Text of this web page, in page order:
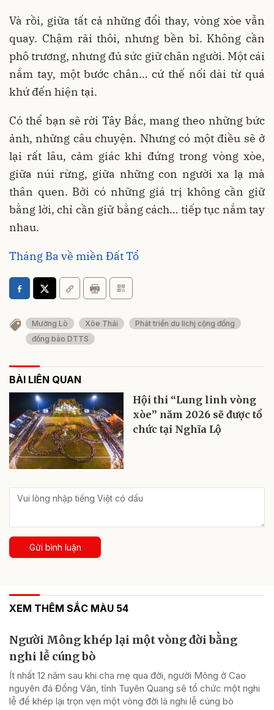
Và rồi, giữa tất cả những đổi thay, vòng xòe vẫn
quay. Chậm rãi thôi, nhưng bền bỉ. Không cần
phô trương, nhưng đủ sức giữ chân người. Một cái
nắm tay, một bước chân… cứ thế nối dài từ quá
khứ đến hiện tại.
Có thể bạn sẽ rời Tây Bắc, mang theo những bức
ảnh, những câu chuyện. Nhưng có một điều sẽ ở
lại rất lâu, cảm giác khi đứng trong vòng xòe,
giữa núi rừng, giữa những con người xa lạ mà
thân quen. Bởi có những giá trị không cần giữ
bằng lời, chỉ cần giữ bằng cách… tiếp tục nắm tay
nhau.
Tháng Ba về miền Đất Tổ
Mường Lò Xòe Thái
Phát triển du lichj cộng đồng
đồng bào DTTS
BÀI LIÊN QUAN
Hội thi “Lung linh vòng
xòe” năm 2026 sẽ được tổ
chức tại Nghĩa Lộ
Gửi bình luận
XEM THÊM SẮC MÀU 54
Người Mông khép lại một vòng đời bằng
nghi lễ cúng bò
Ít nhất 12 năm sau khi cha mẹ qua đời, người Mông ở Cao
nguyên đá Đồng Văn, tỉnh Tuyên Quang sẽ tổ chức một nghi
lễ để khép lại trọn vẹn một vòng đời là nghi lễ cúng bò